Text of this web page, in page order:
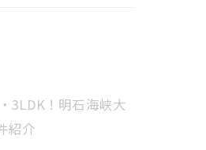
3LDK！明石海峡大
紹介